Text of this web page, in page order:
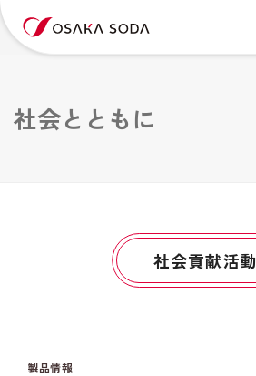
社会とともに
社会貢献活動
製品情報